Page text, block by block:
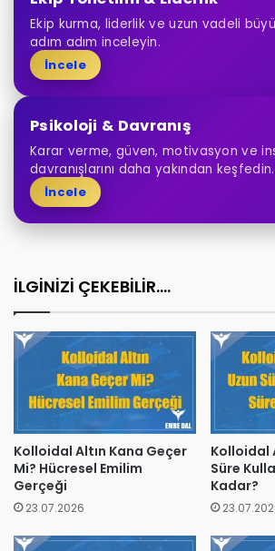
Ekip kurma, liderlik ve uzun vadeli
adım adım inceleyin.
İncele
Psikoloji & Davranış
Karar verme, güven, motivasyon ve
davranışlarını daha yakından keşfedin.
İncele
İLGİNİZİ ÇEKEBİLİR....
Kolloidal Altın Kana Geçer
Mi? Hücresel Emilim
Gerçeği
23.07.2026
Kolloidal
Süre
Kadar?